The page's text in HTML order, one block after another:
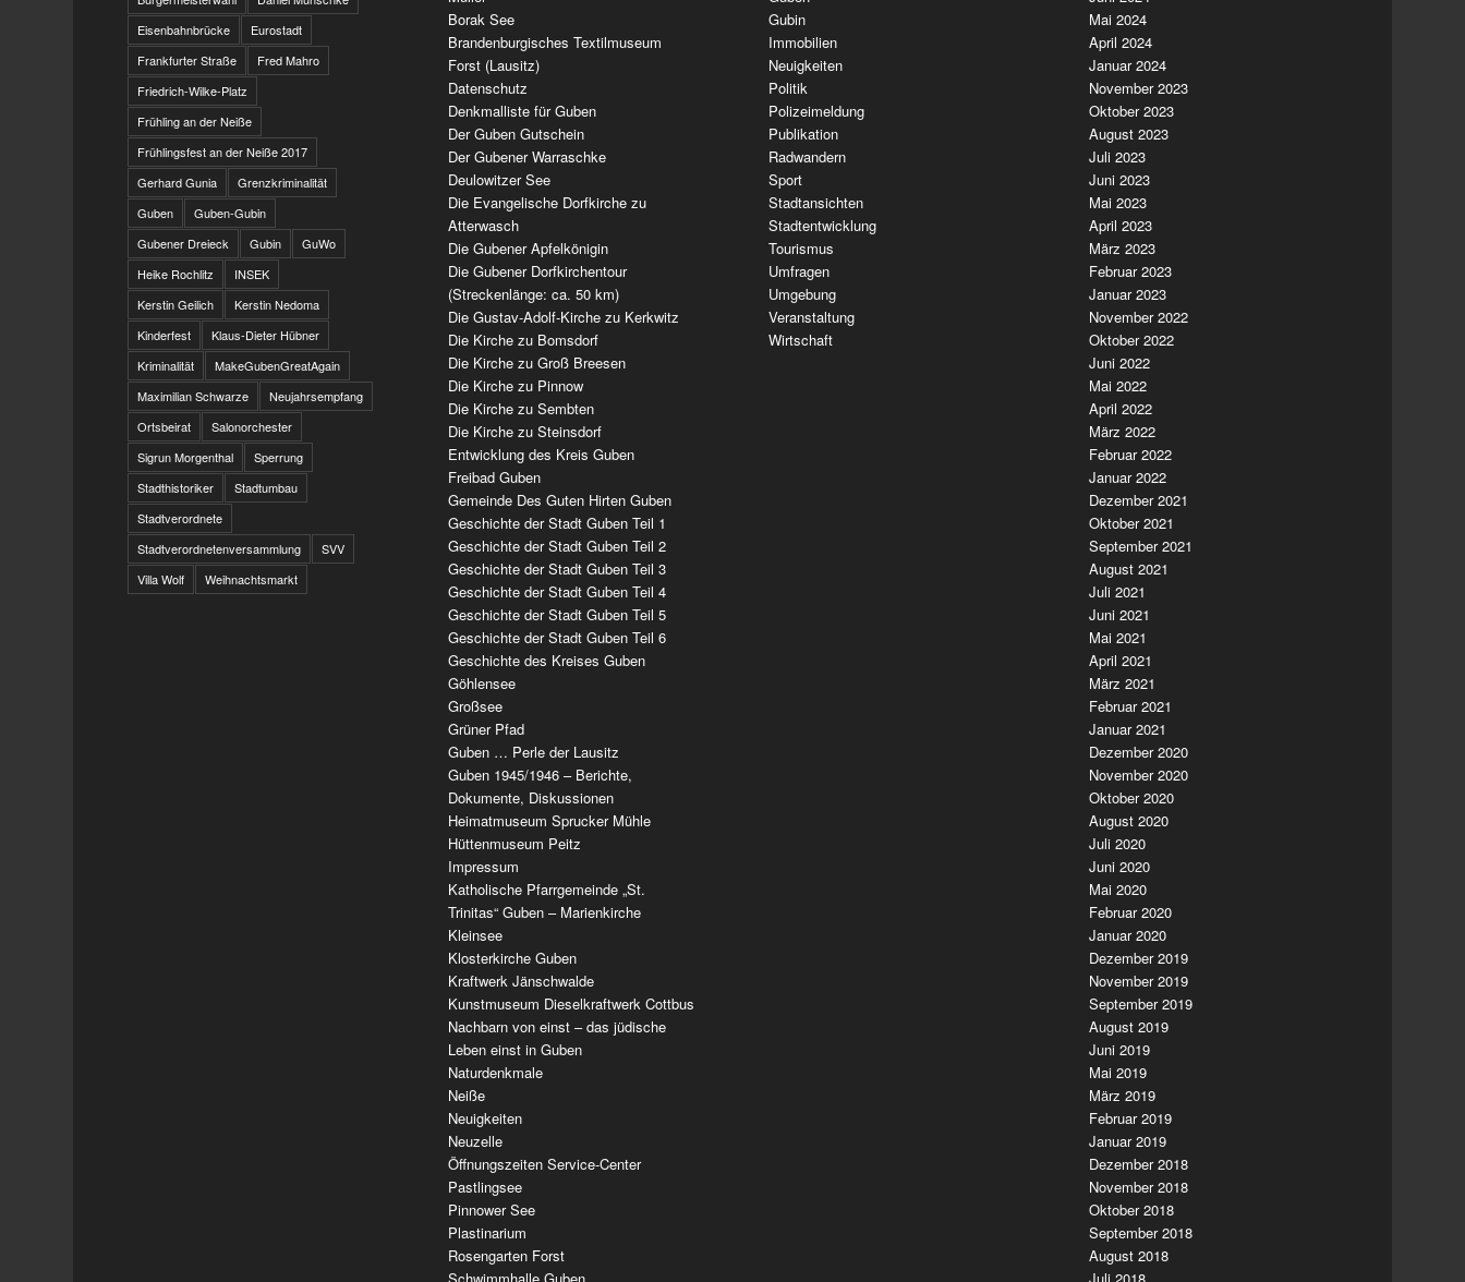
Eisenbahnbrücke
Eurostadt
Frankfurter Straße
Fred Mahro
Friedrich-Wilke-Platz
Frühling an der Neiße
Frühlingsfest an der Neiße 2017
Gerhard Gunia
Grenzkriminalität
Guben
Guben-Gubin
Gubener Dreieck
Gubin
GuWo
Heike Rochlitz
INSEK
Kerstin Geilich
Kerstin Nedoma
Kinderfest
Klaus-Dieter Hübner
Kriminalität
MakeGubenGreatAgain
Maximilian Schwarze
Neujahrsempfang
Ortsbeirat
Salonorchester
Sigrun Morgenthal
Sperrung
Stadthistoriker
Stadtumbau
Stadtverordnete
Stadtverordnetenversammlung
SVV
Villa Wolf
Weihnachtsmarkt
Borak See
Brandenburgisches Textilmuseum
Forst (Lausitz)
Datenschutz
Denkmalliste für Guben
Der Guben Gutschein
Der Gubener Warraschke
Deulowitzer See
Die Evangelische Dorfkirche zu
Atterwasch
Die Gubener Apfelkönigin
Die Gubener Dorfkirchentour
(Streckenlänge: ca. 50 km)
Die Gustav-Adolf-Kirche zu Kerkwitz
Die Kirche zu Bomsdorf
Die Kirche zu Groß Breesen
Die Kirche zu Pinnow
Die Kirche zu Sembten
Die Kirche zu Steinsdorf
Entwicklung des Kreis Guben
Freibad Guben
Gemeinde Des Guten Hirten Guben
Geschichte der Stadt Guben Teil 1
Geschichte der Stadt Guben Teil 2
Geschichte der Stadt Guben Teil 3
Geschichte der Stadt Guben Teil 4
Geschichte der Stadt Guben Teil 5
Geschichte der Stadt Guben Teil 6
Geschichte des Kreises Guben
Göhlensee
Großsee
Grüner Pfad
Guben … Perle der Lausitz
Guben 1945/1946 – Berichte,
Dokumente, Diskussionen
Heimatmuseum Sprucker Mühle
Hüttenmuseum Peitz
Impressum
Katholische Pfarrgemeinde „St.
Trinitas“ Guben – Marienkirche
Kleinsee
Klosterkirche Guben
Kraftwerk Jänschwalde
Kunstmuseum Dieselkraftwerk Cottbus
Nachbarn von einst – das jüdische
Leben einst in Guben
Naturdenkmale
Neiße
Neuigkeiten
Neuzelle
Öffnungszeiten Service-Center
Pastlingsee
Pinnower See
Plastinarium
Rosengarten Forst
Gubin
Immobilien
Neuigkeiten
Politik
Polizeimeldung
Publikation
Radwandern
Sport
Stadtansichten
Stadtentwicklung
Tourismus
Umfragen
Umgebung
Veranstaltung
Wirtschaft
Mai 2024
April 2024
Januar 2024
November 2023
Oktober 2023
August 2023
Juli 2023
Juni 2023
Mai 2023
April 2023
März 2023
Februar 2023
Januar 2023
November 2022
Oktober 2022
Juni 2022
Mai 2022
April 2022
März 2022
Februar 2022
Januar 2022
Dezember 2021
Oktober 2021
September 2021
August 2021
Juli 2021
Juni 2021
Mai 2021
April 2021
März 2021
Februar 2021
Januar 2021
Dezember 2020
November 2020
Oktober 2020
August 2020
Juli 2020
Juni 2020
Mai 2020
Februar 2020
Januar 2020
Dezember 2019
November 2019
September 2019
August 2019
Juni 2019
Mai 2019
März 2019
Februar 2019
Januar 2019
Dezember 2018
November 2018
Oktober 2018
September 2018
August 2018